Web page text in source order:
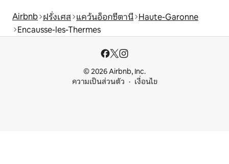
Airbnb ฝรั่งเศส แคว้นอ็อกซีตานี Haute-Garonne
Encausse-les-Thermes
© 2026 Airbnb, Inc.
ความเป็นส่วนตัว
เงื่อนไข